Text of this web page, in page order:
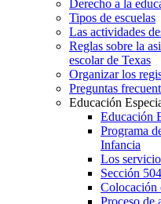
Derecho a la
Tipos de escuelas
Las actividades
Reglas sobre la
escolar de Texas
Organizar los
Preguntas
Educación
Educación
Programa
Infancia
Los
Sección 504
Colocación
Proceso de